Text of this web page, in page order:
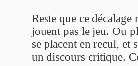
Reste que ce décalage
jouent pas le jeu. Ou
se placent en recul, et
un discours critique.